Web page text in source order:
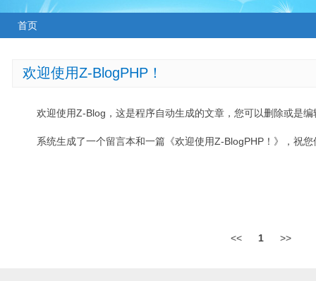
首页
欢迎使用Z-BlogPHP！
欢迎使用Z-Blog，这是程序自动生成的文章，您可以删除或是编
系统生成了一个留言本和一篇《欢迎使用Z-BlogPHP！》，祝
<< 1 >>